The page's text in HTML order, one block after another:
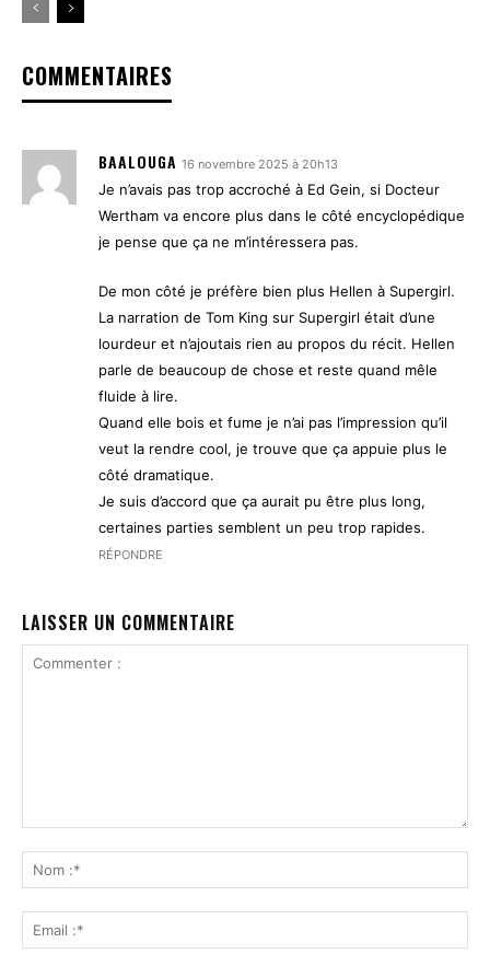
COMMENTAIRES
BAALOUGA 16 novembre 2025 à 20h13
Je n’avais pas trop accroché à Ed Gein, si Docteur
Wertham va encore plus dans le côté encyclopédique
je pense que ça ne m’intéressera pas.
De mon côté je préfère bien plus Hellen à Supergirl.
La narration de Tom King sur Supergirl était d’une
lourdeur et n’ajoutais rien au propos du récit. Hellen
parle de beaucoup de chose et reste quand mêle
fluide à lire.
Quand elle bois et fume je n’ai pas l’impression qu’il
veut la rendre cool, je trouve que ça appuie plus le
côté dramatique.
Je suis d’accord que ça aurait pu être plus long,
certaines parties semblent un peu trop rapides.
RÉPONDRE
LAISSER UN COMMENTAIRE
:*
:*